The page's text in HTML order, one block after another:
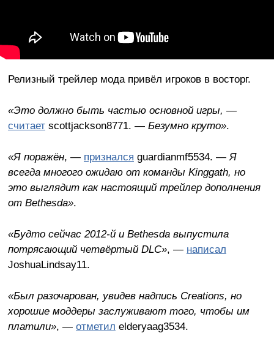
Релизный трейлер мода привёл игроков в восторг.
«Это должно быть частью основной игры, —
считаетscottjackson8771. — Безумно круто».
«Я поражён, — признался guardianmf5534. —Я
всегда многого ожидаю от команды Kinggath, но
это выглядит как настоящий трейлер дополнения
от Bethesda».
«Будто сейчас 2012-й и Bethesda выпустила
потрясающий четвёртый DLC», — написал
JoshuaLindsay11.
«Был разочарован, увидев надпись Creations, но
хорошие моддеры заслуживают того, чтобы им
платили», — отметил elderyaag3534.